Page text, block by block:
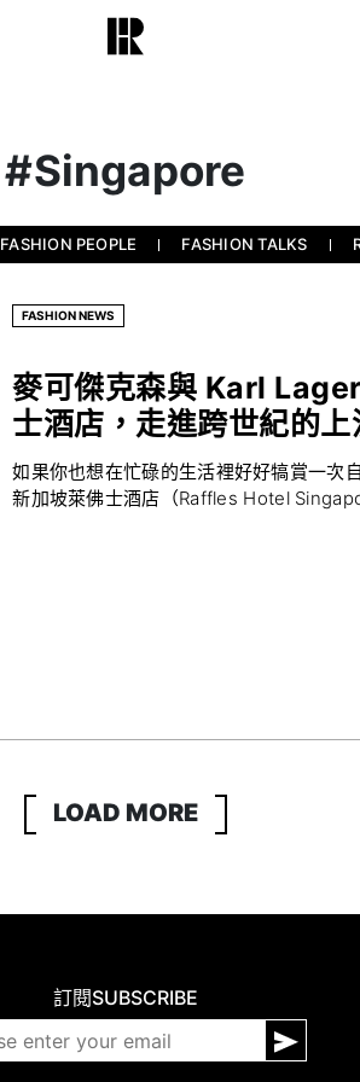
#Singapore
FASHION PEOPLE FASHION TALKS
FASHION NEWS
麥可傑克森與 Karl
士酒店，走進跨世紀的上
如果你也想在忙碌的生活裡好好犒賞一次
新加坡萊佛士酒店（Raffles Hotel
LOAD MORE
訂閱SUBSCRIBE